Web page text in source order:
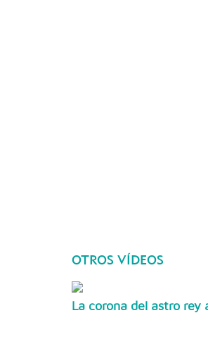
OTROS VÍDEOS
La corona del astro rey